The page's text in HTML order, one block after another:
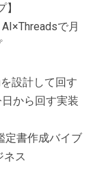
で月
設計して回す
から回す実装
定書作成バイブ
ネス